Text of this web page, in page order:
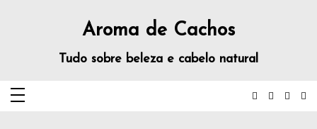
Aroma de Cachos
Tudo sobre beleza e cabelo natural